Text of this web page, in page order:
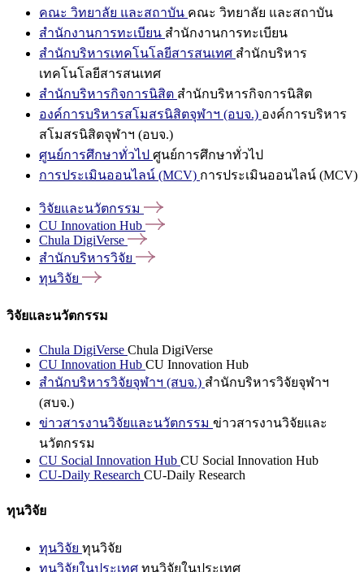
คณะ วิทยาลัย และสถาบัน คณะ วิทยาลัย และสถาบัน
สำนักงานการทะเบียน สำนักงานการทะเบียน
สำนักบริหารเทคโนโลยีสารสนเทศ สำนักบริหาร
เทคโนโลยีสารสนเทศ
สำนักบริหารกิจการนิสิต สำนักบริหารกิจการนิสิต
องค์การบริหารสโมสรนิสิตจุฬาฯ (อบจ.) องค์การบริหาร
สโมสรนิสิตจุฬาฯ (อบจ.)
ศูนย์การศึกษาทั่วไป ศูนย์การศึกษาทั่วไป
การประเมินออนไลน์ (MCV) การประเมินออนไลน์ (MCV)
วิจัยและนวัตกรรม
CU Innovation Hub
Chula DigiVerse
สำนักบริหารวิจัย
ทุนวิจัย
วิจัยและนวัตกรรม
Chula DigiVerse Chula DigiVerse
CU Innovation Hub CU Innovation Hub
สำนักบริหารวิจัยจุฬาฯ (สบจ.) สำนักบริหารวิจัยจุฬาฯ
(สบจ.)
ข่าวสารงานวิจัยและนวัตกรรม ข่าวสารงานวิจัยและ
นวัตกรรม
CU Social Innovation Hub CU Social Innovation Hub
CU-Daily Research CU-Daily Research
ทุนวิจัย
ทุนวิจัย ทุนวิจัย
ทุนวิจัยในประเทศ ทุนวิจัยในประเทศ